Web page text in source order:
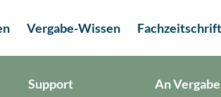
Vergabe-Wissen
Support An